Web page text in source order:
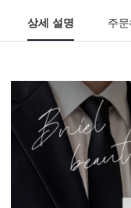
상세 설명 주